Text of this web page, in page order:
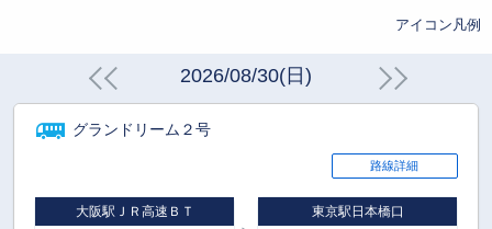
アイコン凡例
2026/08/30(日)
グランドリーム２号
路線詳細
大阪駅ＪＲ高速ＢＴ 東京駅日本橋口